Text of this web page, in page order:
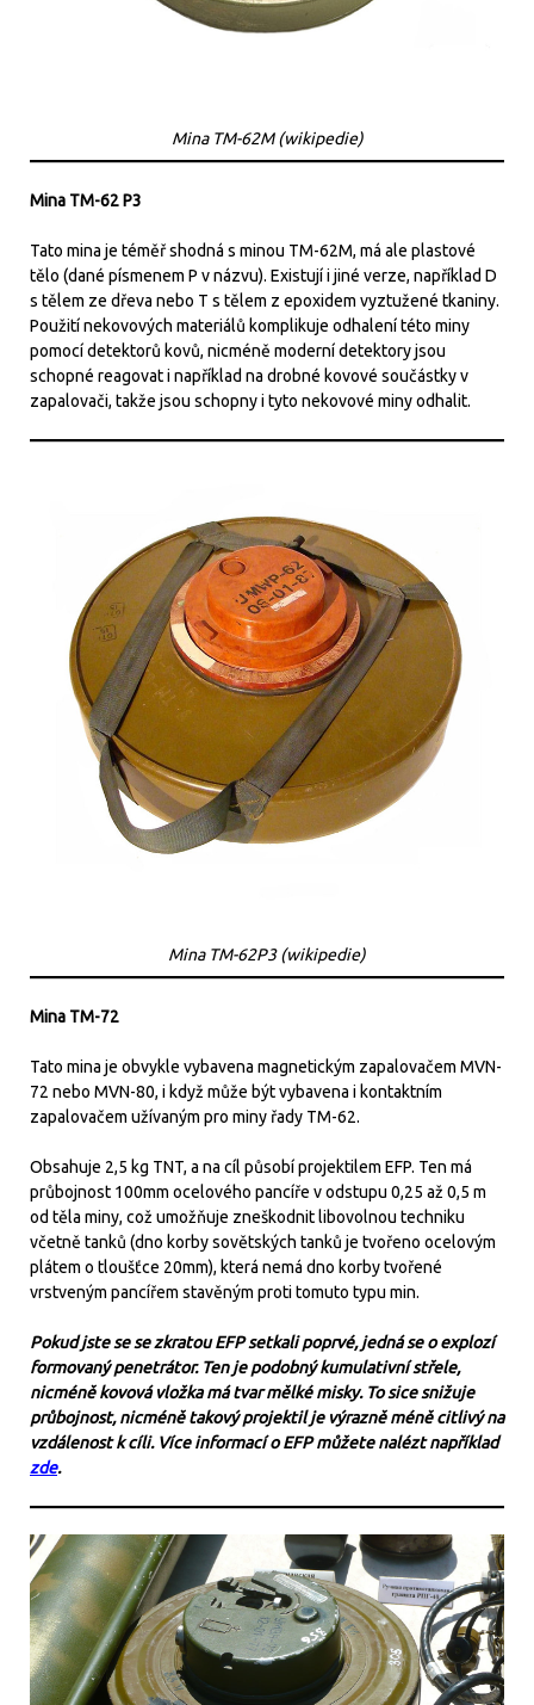
Mina TM-62M (wikipedie)
Mina TM-62 P3
Tato mina je téměř shodná s minou TM-62M, má ale plastové
tělo (dané písmenem P v názvu). Existují i jiné verze, například D
s tělem ze dřeva nebo T s tělem z epoxidem vyztužené tkaniny.
Použití nekovových materiálů komplikuje odhalení této miny
pomocí detektorů kovů, nicméně moderní detektory jsou
schopné reagovat i například na drobné kovové součástky v
zapalovači, takže jsou schopny i tyto nekovové miny odhalit.
Mina TM-62P3 (wikipedie)
Mina TM-72
Tato mina je obvykle vybavena magnetickým zapalovačem MVN-
72 nebo MVN-80, i když může být vybavena i kontaktním
zapalovačem užívaným pro miny řady TM-62.
Obsahuje 2,5 kg TNT, a na cíl působí projektilem EFP. Ten má
průbojnost 100mm ocelového pancíře v odstupu 0,25 až 0,5 m
od těla miny, což umožňuje zneškodnit libovolnou techniku
včetně tanků (dno korby sovětských tanků je tvořeno ocelovým
plátem o tloušťce 20mm), která nemá dno korby tvořené
vrstveným pancířem stavěným proti tomuto typu min.
Pokud jste se se zkratou EFP setkali poprvé, jedná se o explozí
formovaný penetrátor. Ten je podobný kumulativní střele,
nicméně kovová vložka má tvar mělké misky. To sice snižuje
průbojnost, nicméně takový projektil je výrazně méně citlivý na
vzdálenost k cíli. Více informací o EFP můžete nalézt například
zde.